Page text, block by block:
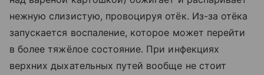
неж­ную слизистую, провоцируя отёк. Из-за отёка
запускается воспаление, которое может перейти
в более тяжёлое состояние. При инфекциях
верхних дыхательных путей вообще не стоит